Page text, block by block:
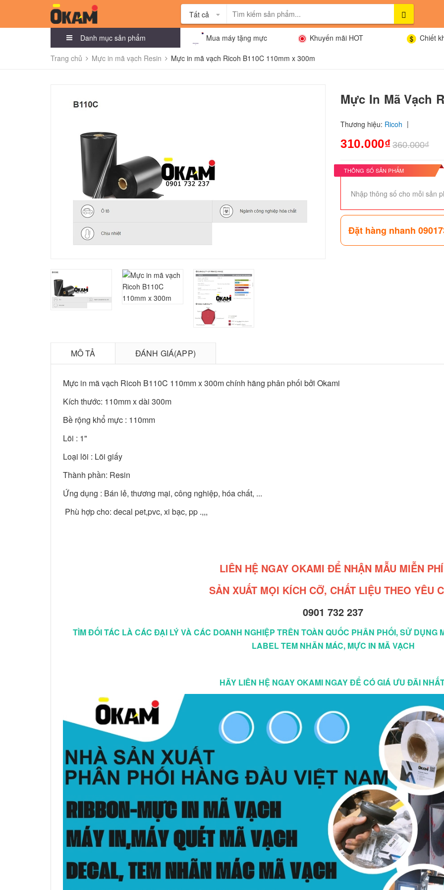
Tất cả
Danh mục sản phẩm Mua máy tặng mực Khuyến mãi HOT Chiết
Trang chủ Mực in mã vạch Resin Mực in mã vạch Ricoh B110C 110mm x 300m
Mực In Mã Vạch
Thương hiệu: Ricoh |
310.000₫ 360.000₫
THÔNG SỐ SẢN PHẨM
Nhập thông số cho mỗi sản
Đặt hàng nhanh
MÔ TẢ ĐÁNH GIÁ(APP)
Mực in mã vạch Ricoh B110C 110mm x 300m chính hãng phân phối bởi Okami
Kích thước: 110mm x dài 300m
Bề rộng khổ mực : 110mm
Lõi : 1"
Loại lõi : Lõi giấy
Thành phần: Resin
Ứng dụng : Bán lẻ, thương mại, công nghiệp, hóa chất, ...
Phù hợp cho: decal pet,pvc, xi bạc, pp .,,,
LIÊN HỆ NGAY OKAMI ĐỂ NHẬN MẪU MIỄN
SẢN XUẤT MỌI KÍCH CỠ, CHẤT LIỆU THEO YÊU
0901 732 237
TÌM ĐỐI TÁC LÀ CÁC ĐẠI LÝ VÀ CÁC DOANH NGHIỆP TRÊN TOÀN QUỐC PHÂN PHỐI, SỬ DỤNG
LABEL TEM NHÃN MÁC, MỰC IN MÃ VẠCH
HÃY LIÊN HỆ NGAY OKAMI NGAY ĐỂ CÓ GIÁ ƯU ĐÃI